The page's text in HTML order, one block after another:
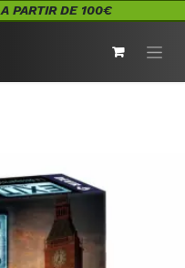
PARTIR DE 100€